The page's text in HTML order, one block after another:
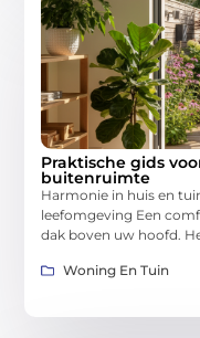
Praktische gids
buitenruimte
Harmonie in huis en
leefomgeving Een
dak boven uw hoofd.
Woning En Tuin